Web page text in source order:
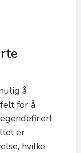
å
for å
er
hvilke